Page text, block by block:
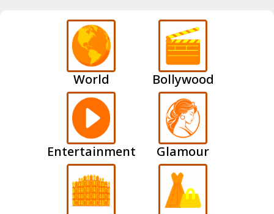
World Bollywood
Entertainment Glamour